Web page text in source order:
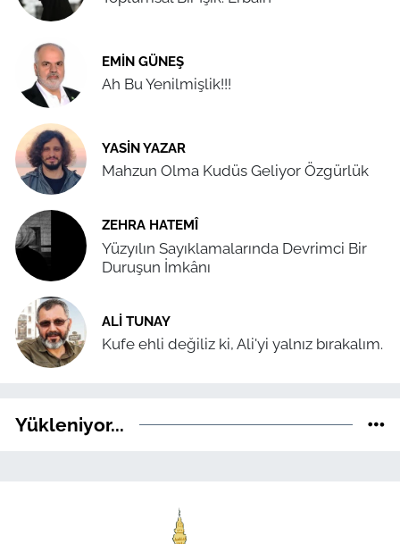
EMIN GÜNEŞ
Ah Bu Yenilmişlik!!!
YASIN YAZAR
Mahzun Olma Kudüs Geliyor Özgürlük
ZEHRA HATEMÎ
Yüzyılın Sayıklamalarında Devrimci Bir
Duruşun İmkânı
ALI TUNAY
Kufe ehli değiliz ki, Ali'yi yalnız bırakalım.
Yükleniyor...